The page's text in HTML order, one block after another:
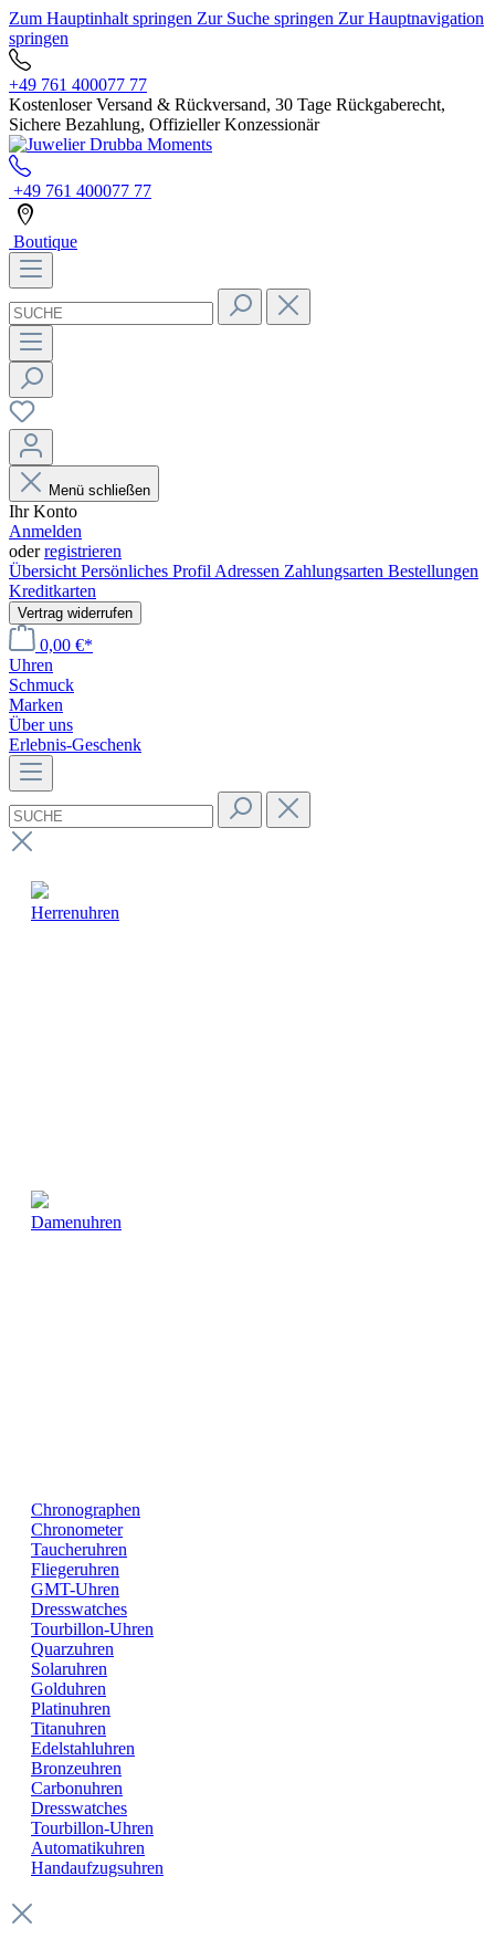
Zum Hauptinhalt springen Zur Suche springen Zur Hauptnavigation
springen
+49 761 400077 77
Kostenloser Versand & Rückversand, 30 Tage Rückgaberecht,
Sichere Bezahlung, Offizieller Konzessionär
+49 761 400077 77
Boutique
Menü schließen
Ihr Konto
Anmelden
oderregistrieren
Übersicht Persönliches Profil Adressen Zahlungsarten Bestellungen
Kreditkarten
Vertrag widerrufen
0,00 €*
Uhren
Schmuck
Marken
Über uns
Erlebnis-Geschenk
Herrenuhren
Damenuhren
Chronographen
Chronometer
Taucheruhren
Fliegeruhren
GMT-Uhren
Dresswatches
Tourbillon-Uhren
Quarzuhren
Solaruhren
Golduhren
Platinuhren
Titanuhren
Edelstahluhren
Bronzeuhren
Carbonuhren
Dresswatches
Tourbillon-Uhren
Automatikuhren
Handaufzugsuhren